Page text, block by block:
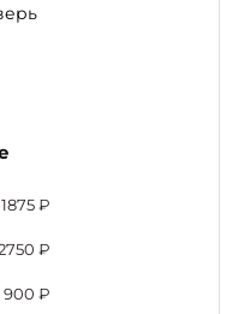
1875₽
₽
900 ₽